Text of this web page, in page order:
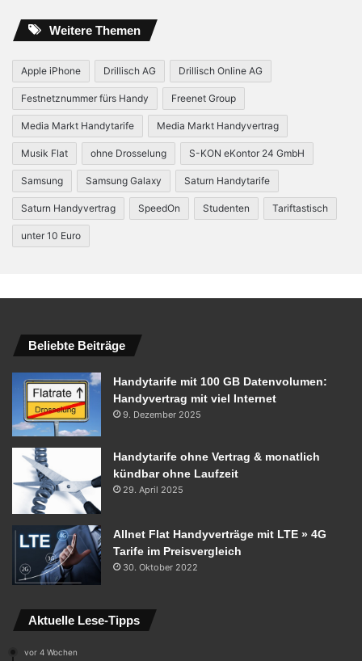
Weitere Themen
Apple iPhone Drillisch AG Drillisch Online AG
Festnetznummer fürs Handy Freenet Group
Media Markt Handytarife Media Markt Handyvertrag
Musik Flat ohne Drosselung S-KON eKontor 24 GmbH
Samsung Samsung Galaxy Saturn Handytarife
Saturn Handyvertrag SpeedOn Studenten Tariftastisch
unter 10 Euro
Beliebte Beiträge
Handytarife mit 100 GB Datenvolumen:
Handyvertrag mit viel Internet
9. Dezember 2025
Handytarife ohne Vertrag & monatlich
kündbar ohne Laufzeit
29. April 2025
Allnet Flat Handyverträge mit LTE » 4G
Tarife im Preisvergleich
30. Oktober 2022
Aktuelle Lese-Tipps
vor 4 Wochen